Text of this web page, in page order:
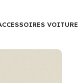
VOITURE